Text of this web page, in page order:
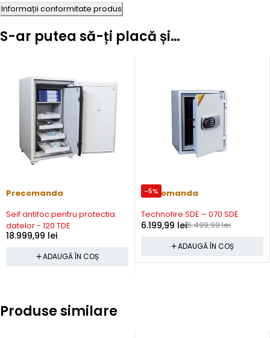
Informații conformitate produs
S-ar putea să-ți placă și…
Precomanda
Seif antifoc pentru protectia
datelor - 120 TDE
18.999,99 lei
ADAUGĂ ÎN COȘ
-5%
Precomanda
Technofire SDE – 070 SDE
6.499,99lei
6.199,99 lei
ADAUGĂ ÎN COȘ
Produse similare